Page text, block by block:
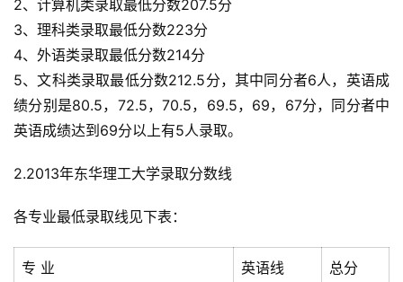
2、计算机类录取最低分数207.5分
3、理科类录取最低分数223分
4、外语类录取最低分数214分
5、文科类录取最低分数212.5分，其中同分者6人，英语成
绩分别是80.5，72.5，70.5，69.5，69，67分，同分者中
英语成绩达到69分以上有5人录取。
2.2013年东华理工大学录取分数线
各专业最低录取线见下表：
专 业 英语线 总分